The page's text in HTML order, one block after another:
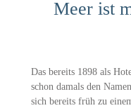
Meer ist
Das bereits 1898 als
schon damals den
sich bereits früh zu